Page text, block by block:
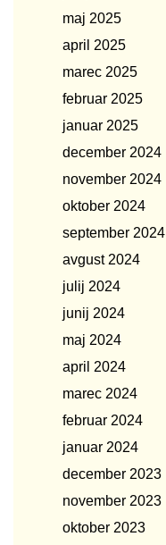
maj 2025
april 2025
marec 2025
februar 2025
januar 2025
december 2024
november 2024
oktober 2024
september 2024
avgust 2024
julij 2024
junij 2024
maj 2024
april 2024
marec 2024
februar 2024
januar 2024
december 2023
november 2023
oktober 2023